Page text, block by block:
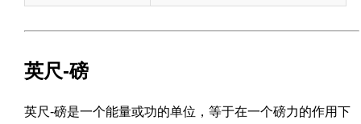
英尺-磅
英尺-磅是一个能量或功的单位，等于在一个磅力的作用下